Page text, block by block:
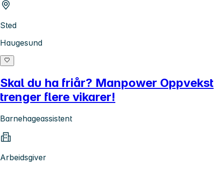
Sted
Haugesund
Skal du ha friår? Manpower Oppvekst
trenger flere vikarer!
Barnehageassistent
Arbeidsgiver